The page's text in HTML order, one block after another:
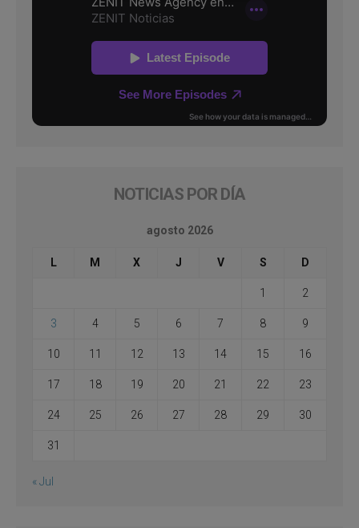
NOTICIAS POR DÍA
agosto 2026
L M X J V S D
1 2
3 4 5 6 7 8 9
10 11 12 13 14 15 16
17 18 19 20 21 22 23
24 25 26 27 28 29 30
31
« Jul